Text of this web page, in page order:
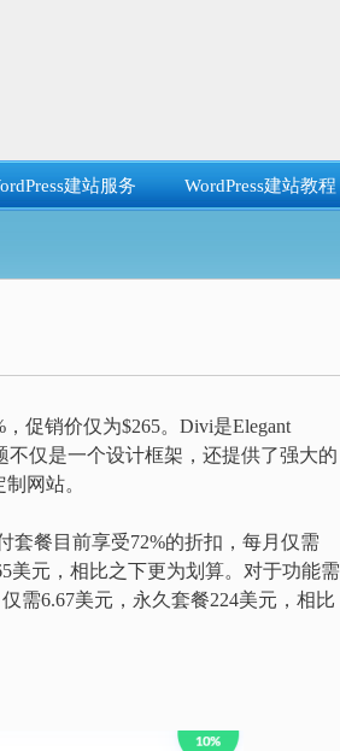
建站服务 WordPress建站教程
促销价仅为$265。Divi是Elegant
不仅是一个设计框架，还提供了强大的
网站。
套餐目前享受72%的折扣，每月仅需
美元，相比之下更为划算。对于功能需
需6.67美元，永久套餐224美元，相比